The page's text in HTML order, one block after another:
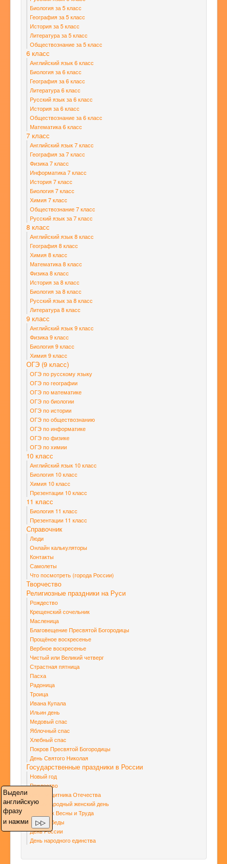
Выдели
английскую
фразу
и нажми
▷▷
Биология за 5 класс
География за 5 класс
История за 5 класс
Литература за 5 класс
Обществознание за 5 класс
6 класс
Английский язык 6 класс
Биология за 6 класс
География за 6 класс
Литература 6 класс
Русский язык за 6 класс
История за 6 класс
Обществознание за 6 класс
Математика 6 класс
7 класс
Английский язык 7 класс
География за 7 класс
Физика 7 класс
Информатика 7 класс
История 7 класс
Биология 7 класс
Химия 7 класс
Обществознание 7 класс
Русский язык за 7 класс
8 класс
Английский язык 8 класс
География 8 класс
Химия 8 класс
Математика 8 класс
Физика 8 класс
История за 8 класс
Биология за 8 класс
Русский язык за 8 класс
Литература 8 класс
9 класс
Английский язык 9 класс
Физика 9 класс
Биология 9 класс
Химия 9 класс
ОГЭ (9 класс)
ОГЭ по русскому языку
ОГЭ по географии
ОГЭ по математике
ОГЭ по биологии
ОГЭ по истории
ОГЭ по обществознанию
ОГЭ по информатике
ОГЭ по физике
ОГЭ по химии
10 класс
Английский язык 10 класс
Биология 10 класс
Химия 10 класс
Презентации 10 класс
11 класс
Биология 11 класс
Презентации 11 класс
Справочник
Люди
Онлайн калькуляторы
Контакты
Самолеты
Что посмотреть (города России)
Творчество
Религиозные праздники на Руси
Рождество
Крещенский сочельник
Масленица
Благовещение Пресвятой Богородицы
Прощёное воскресенье
Вербное воскресенье
Чистый или Великий четверг
Страстная пятница
Пасха
Радоница
Троица
Ивана Купала
Ильин день
Медовый спас
Яблочный спас
Хлебный спас
Покров Пресвятой Богородицы
День Святого Николая
Государственные праздники в России
Новый год
Рождество
День защитника Отечества
Международный женский день
Праздник Весны и Труда
День Победы
День России
День народного единства